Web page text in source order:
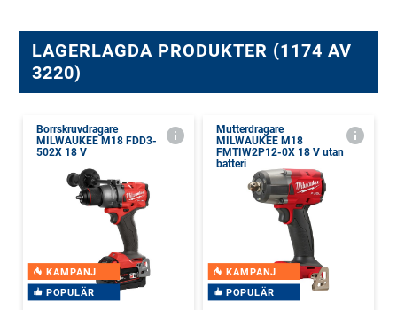
LAGERLAGDA PRODUKTER (1174 AV
3220)
Borrskruvdragare
MILWAUKEE M18 FDD3-
502X 18 V
KAMPANJ
POPULÄR
Mutterdragare
MILWAUKEE M18
FMTIW2P12-0X 18 V utan
batteri
KAMPANJ
POPULÄR